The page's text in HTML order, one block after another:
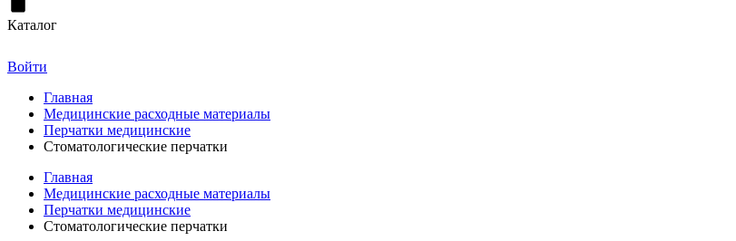
Каталог
Войти
Главная
Медицинские расходные материалы
Перчатки медицинские
Стоматологические перчатки
Главная
Медицинские расходные материалы
Перчатки медицинские
Стоматологические перчатки